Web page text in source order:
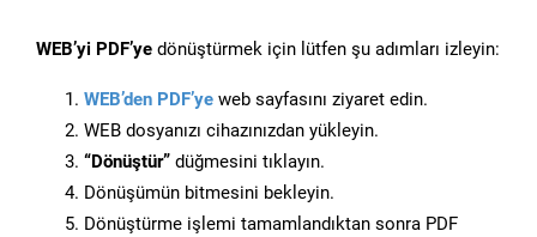
WEB’yi PDF’ye dönüştürmek için lütfen şu adımları izleyin:
WEB’den PDF’ye web sayfasını ziyaret edin.
WEB dosyanızı cihazınızdan yükleyin.
“Dönüştür” düğmesini tıklayın.
Dönüşümün bitmesini bekleyin.
Dönüştürme işlemi tamamlandıktan sonra PDF